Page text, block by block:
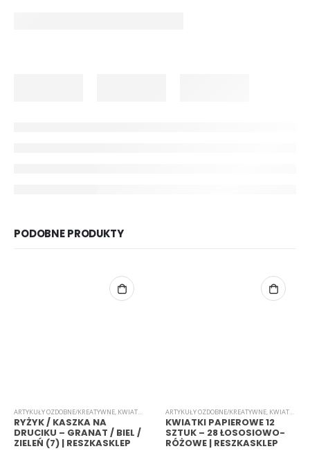
PODOBNE PRODUKTY
ARTYKUŁY OZDOBNE/KREATYWNE, KWIATKI
RYŻYK / KASZKA NA
DRUCIKU – GRANAT / BIEL /
ZIELEŃ (7) | RESZKASKLEP
ARTYKUŁY OZDOBNE/KREATYWNE, KWIATKI
KWIATKI PAPIEROWE 12
SZTUK – 28 ŁOSOSIOWO-
RÓŻOWE | RESZKASKLEP